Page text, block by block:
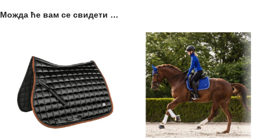
Можда ће вам се свидети …